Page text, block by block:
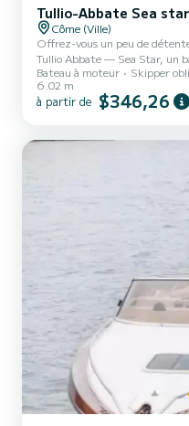
Tullio-Abbate Sea
Côme (Ville)
Offrez-vous un peu de
Tullio Abbate — Sea Star, un
Découvrez les vues les plus
soleil à couper le souffle et
ce splendide bateau. Capacité
Bateau à moteur Skipper
6.02 m
à partir de $346,26